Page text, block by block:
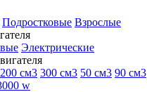
Подростковые Взрослые
Электрические
200 см3 300 см3 50 см3 90 см3
w